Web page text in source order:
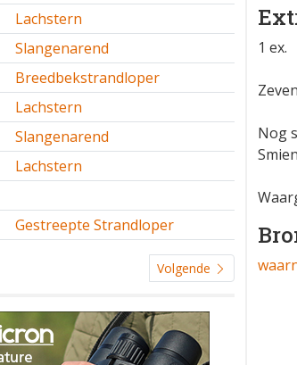
Lachstern
Slangenarend
Breedbekstrandloper
Lachstern
Slangenarend
Lachstern
Gestreepte Strandloper
Volgende
1 ex.
Nog